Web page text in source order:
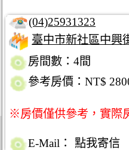
(04)25931323
臺中市新社區中興
房間數：4間
參考房價：NT$
※房價僅供參考，實際
E-Mail： 點我寄信